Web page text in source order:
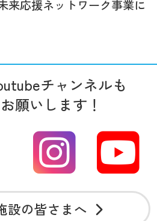
来応援ネットワーク事業に
チャンネルも
願いします！
設の皆さまへ